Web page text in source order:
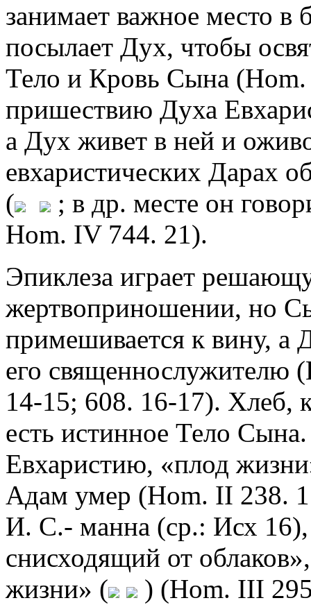
занимает важное место
посылает Дух, чтобы
Тело и Кровь Сына
пришествию Духа
а Дух живет в ней и
евхаристических Дарах
(
; в др. месте он
Hom. IV 744. 21).
Эпиклеза играет
жертвоприношении, но
примешивается к вину, а
его священнослужителю
14-15; 608. 16-17). Хлеб,
есть истинное Тело
Евхаристию, «плод
Адам умер (Hom. II 238.
И. С.- манна (ср.: Исх
снисходящий от
жизни» (
) (Hom. III